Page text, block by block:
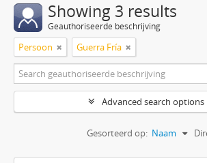
Showing 3 results
Geauthoriseerde beschrijving
Persoon Guerra Fría
Advanced search options
Gesorteerd op: Naam